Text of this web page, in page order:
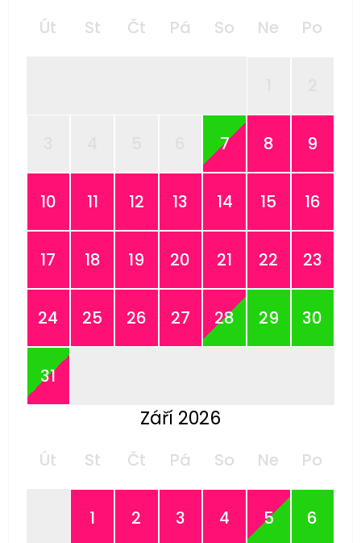
Út St Čt Pá So Ne Po
7 8 9
10 11 12 13 14 15 16
17 18 19 20 21 22 23
24 25 26 27 28 29 30
31
Září 2026
Út St Čt Pá So Ne Po
1 2 3 4 5 6